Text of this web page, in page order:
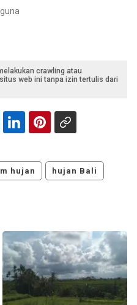
crawling atau
web ini tanpa izin tertulis dari
hujan hujan Bali